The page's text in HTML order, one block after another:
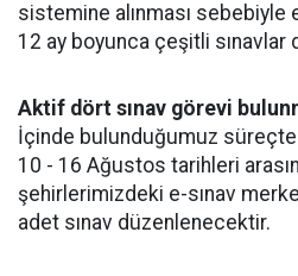
sistemine alınması sebebiyle
12 ay boyunca çeşitli sınavlar
Aktif dört sınav görevi
İçinde bulunduğumuz
10 - 16 Ağustos tarihleri
şehirlerimizdeki e-sınav
adet sınav düzenlenecektir.